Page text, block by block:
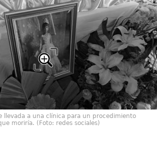
llevada a una clínica para un procedimiento
moriría. (Foto: redes sociales)